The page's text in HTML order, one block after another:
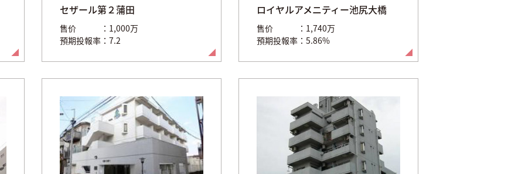
セザール第２蒲田
售价
1,000万
預期投報率
7.2
ロイヤルアメニティー池尻大橋
售价
1,740万
預期投報率
5.86%